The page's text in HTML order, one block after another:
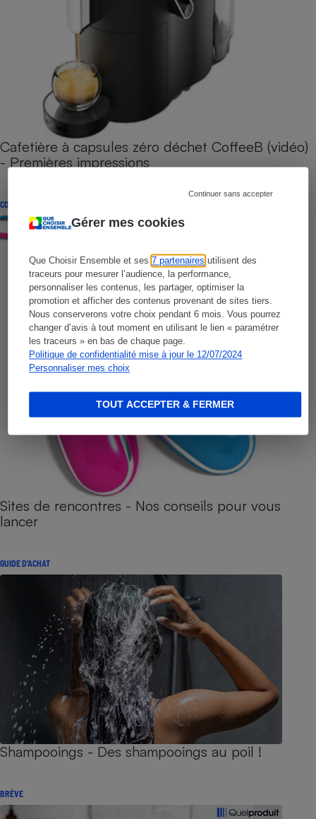
Gérer mes cookies
Que Choisir Ensemble et ses7 partenaires utilisent des
traceurs pour mesurer l’audience, la performance,
personnaliser les contenus, les partager, optimiser la
promotion et afficher des contenus provenant de sites tiers.
Nous conserverons votre choix pendant 6 mois. Vous pourrez
changer d’avis à tout moment en utilisant le lien « paramétrer
les traceurs » en bas de chaque page.
Politique de confidentialité mise à jour le 12/07/2024
Personnaliser mes choix
Continuer sans accepter
TOUT ACCEPTER & FERMER
Cafetière à capsules zéro déchet CoffeeB (vidéo)
- Premières impressions
CONSEILS
Sites de rencontres - Nos conseils pour vous
lancer
GUIDE D'ACHAT
Shampooings - Des shampooings au poil !
BRÈVE